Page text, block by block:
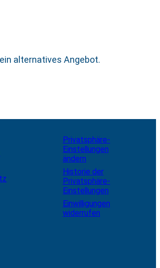
alternatives Angebot.
Privatsphäre-
Einstellungen
ändern
Historie der
Privatsphäre-
Einstellungen
Einwilligungen
widerrufen